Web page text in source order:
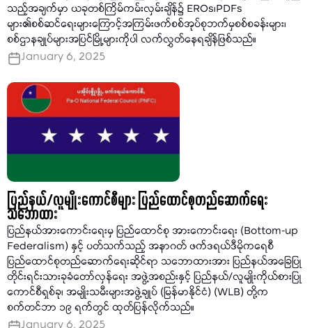
သည့်အချက်မှာ ယခုတစ်ကြိမ်ကမ်းလှမ်းချိန်၌ EROs၊PDFs
များ၏စစ်ဆင်ရေးများကြောင့်အကြမ်းဖက်စစ်အုပ်စုဘက်မှစစ်စခန်းများ၊
စစ်ဌာနချုပ်များအပြင်မြို့များကိုပါ လက်လွှတ်နေရချိန်ဖြစ်သည်။
January 6, 2025
ပြည်နယ်/လူမျိုးကောင်စီများ ပြည်ထောင်စုတည်ဆောက်ရေး
သဘောထား
ပြည်နယ်အားကောင်းရေးမှ ပြည်ထောင်စု အားကောင်းရေး (Bottom-up
Federalism) နှင့် ပတ်သက်သည့် အနာဂတ် ဖက်ဒရယ်ဒီမိုကရေစီ
ပြည်ထောင်စုတည်ဆောက်ရေးဆိုင်ရာ သဘောထားအား ပြည်နယ်အခြေပြု
တိုင်းရင်းသားခုခံတော်လှန်ရေး အဖွဲ့အစည်းနှင့် ပြည်နယ်/လူမျိုးကိုယ်စားပြု
ကောင်စီရှစ်ခု၊ အမျိုးသမီးများအဖွဲ့ချုပ် (မြန်မာနိုင်ငံ) (WLB) တို့က
စက်တင်ဘာ ၁၉ ရက်တွင် ထုတ်ပြန်လိုက်သည်။